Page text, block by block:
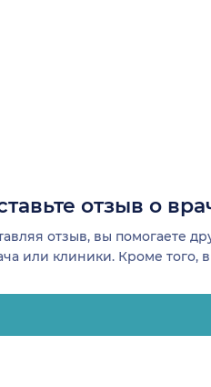
отзыв о
отзыв, вы помогаете
или клиники. Кроме того,